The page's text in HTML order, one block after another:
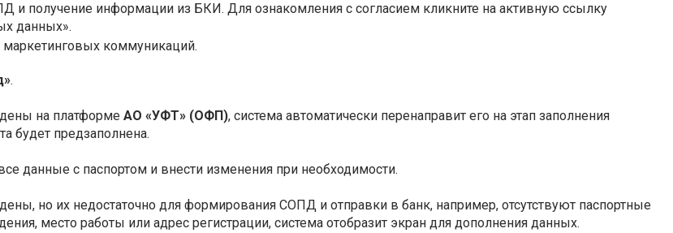
и получение информации из БКИ. Для ознакомления с согласием кликните на активную ссылку
данных».
коммуникаций.
.
на платформе АО «УФТ» (ОФП), система автоматически перенаправит его на этап заполнения
будет предзаполнена.
данные с паспортом и внести изменения при необходимости.
но их недостаточно для формирования СОПД и отправки в банк, например, отсутствуют паспортные
место работы или адрес регистрации, система отобразит экран для дополнения данных.